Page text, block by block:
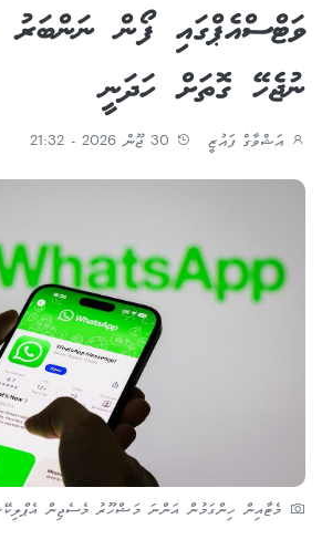
ވަޓްސްއެޕްގައި ފޯން
ނުޖެހޭ ގޮތަށް ހަދަނީ
އަޝްވާގް ފައުޒީ
މެޓާއިން ހިންގަމުން އަންނަ މަޝްހޫރު މެސެޖިން